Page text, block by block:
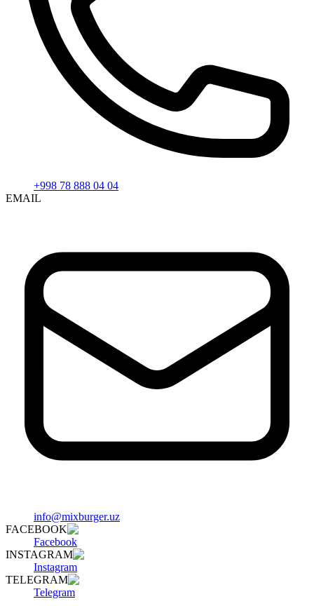
+998 78 888 04 04
EMAIL
info@mixburger.uz
FACEBOOK
Facebook
INSTAGRAM
Instagram
TELEGRAM
Telegram